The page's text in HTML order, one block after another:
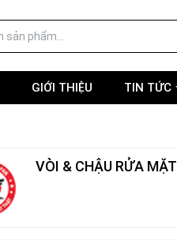
GIỚI THIỆU TIN TỨC
VÒI & CHẬU RỬA MẶT